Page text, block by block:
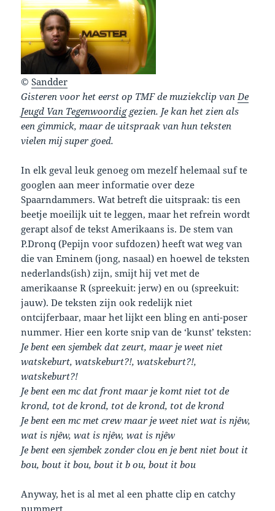
©Sandder
Gisteren voor het eerst op TMF de muziekclip vanDe
Jeugd Van Tegenwoordiggezien. Je kan het zien als
een gimmick, maar de uitspraak van hun teksten
vielen mij super goed.
In elk geval leuk genoeg om mezelf helemaal suf te
googlen aan meer informatie over deze
Spaarndammers. Wat betreft die uitspraak: tis een
beetje moeilijk uit te leggen, maar het refrein wordt
gerapt alsof de tekst Amerikaans is. De stem van
P.Dronq (Pepijn voor sufdozen) heeft wat weg van
die van Eminem (jong, nasaal) en hoewel de teksten
nederlands(ish) zijn, smijt hij vet met de
amerikaanse R (spreekuit: jerw) en ou (spreekuit:
jauw). De teksten zijn ook redelijk niet
ontcijferbaar, maar het lijkt een bling en anti-poser
nummer. Hier een korte snip van de ‘kunst’ teksten:
Je bent een sjembek dat zeurt, maar je weet niet
watskeburt, watskeburt?!, watskeburt?!,
watskeburt?!
Je bent een mc dat front maar je komt niet tot de
krond, tot de krond, tot de krond, tot de krond
Je bent een mc met crew maar je weet niet wat is njêw,
wat is njêw, wat is njêw, wat is njêw
Je bent een sjembek zonder clou en je bent niet bout it
bou, bout it bou, bout it b ou, bout it bou
Anyway, het is al met al een phatte clip en catchy